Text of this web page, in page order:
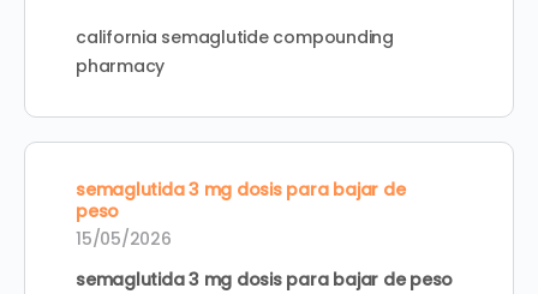
california semaglutide compounding
pharmacy
semaglutida 3 mg dosis para bajar de
peso
15/05/2026
semaglutida 3 mg dosis para bajar de peso